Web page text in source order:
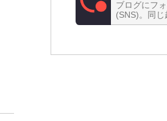
ブログにフ
(SNS)。同じ